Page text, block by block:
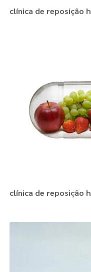
clínica de reposição
clínica de reposição